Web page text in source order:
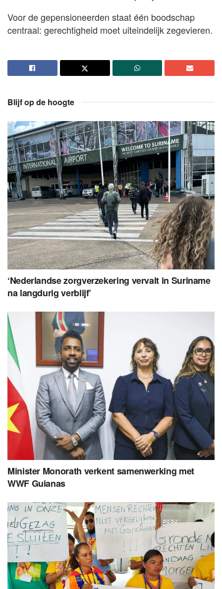
Voor de gepensioneerden staat één boodschap
centraal: gerechtigheid moet uiteindelijk zegevieren.
Blijf op de hoogte
‘Nederlandse zorgverzekering vervalt in Suriname
na langdurig verblijf’
Minister Monorath verkent samenwerking met
WWF Guianas